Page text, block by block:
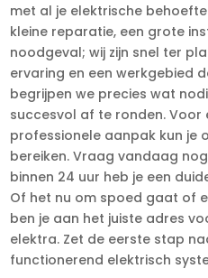
met al je elektrische
kleine reparatie, een grote
noodgeval; wij zijn snel ter
ervaring en een werkgebied
begrijpen we precies wat
succesvol af te ronden. Voor
professionele aanpak kun je
bereiken. Vraag vandaag
binnen 24 uur heb je een
Of het nu om spoed gaat of
ben je aan het juiste adres
elektra. Zet de eerste stap
functionerend elektrisch